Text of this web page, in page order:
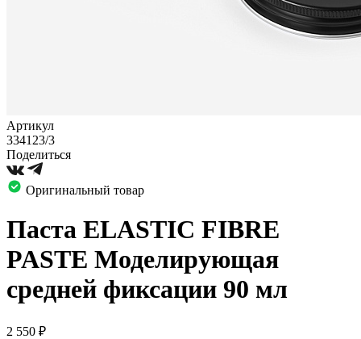
Артикул
334123/3
Поделиться
Оригинальный товар
Паста ELASTIC FIBRE
PASTE Моделирующая
средней фиксации 90 мл
2 550 ₽